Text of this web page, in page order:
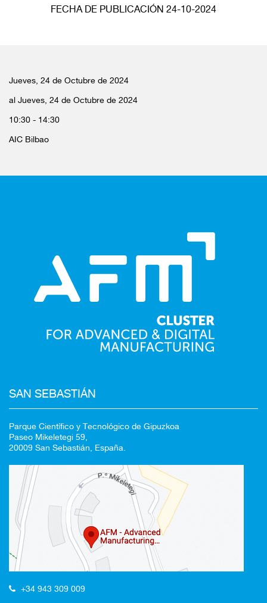
FECHA DE PUBLICACIÓN 24-10-2024
Jueves, 24 de Octubre de 2024
al Jueves, 24 de Octubre de 2024
10:30 - 14:30
AIC Bilbao
100%
CANCELAR
SAN SEBASTIÁN
Parque Científico y Tecnológico de Gipuzkoa
Paseo Mikeletegi 59,
20009 San Sebastián, España.
+34 943 309 009